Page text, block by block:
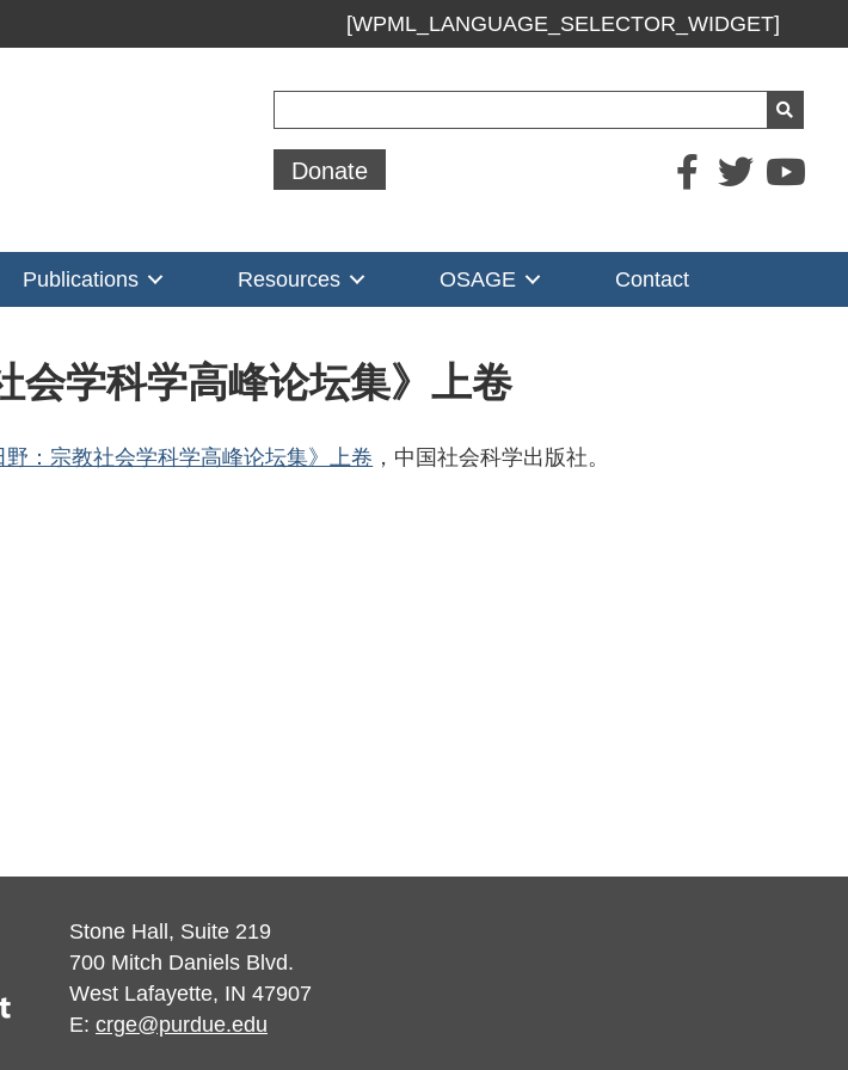
[WPML_LANGUAGE_SELECTOR_WIDGET]
Donate
Publications Resources OSAGE Contact
会学科学高峰论坛集》上卷
野：宗教社会学科学高峰论坛集》上卷 ，中国社会科学出版社。
Stone Hall, Suite 219
700 Mitch Daniels Blvd.
West Lafayette, IN 47907
E: crge@purdue.edu